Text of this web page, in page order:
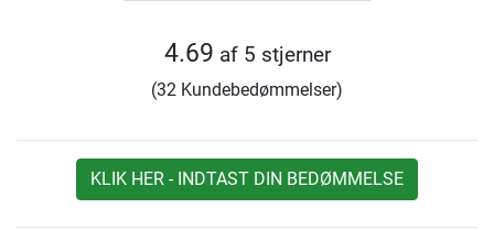
4.69 af 5 stjerner
(32 Kundebedømmelser)
KLIK HER - INDTAST DIN BEDØMMELSE